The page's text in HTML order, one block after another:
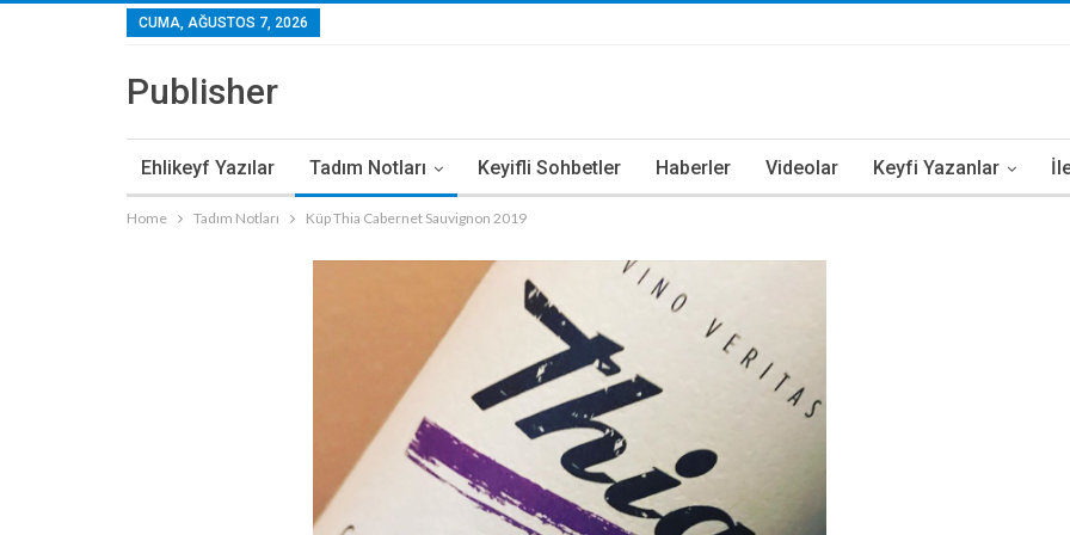
CUMA, AĞUSTOS 7, 2026
Publisher
Ehlikeyf Yazılar Tadım Notları Keyifli Sohbetler Haberler Videolar Keyfi Yazanlar
Home Tadım Notları Küp Thia Cabernet Sauvignon 2019